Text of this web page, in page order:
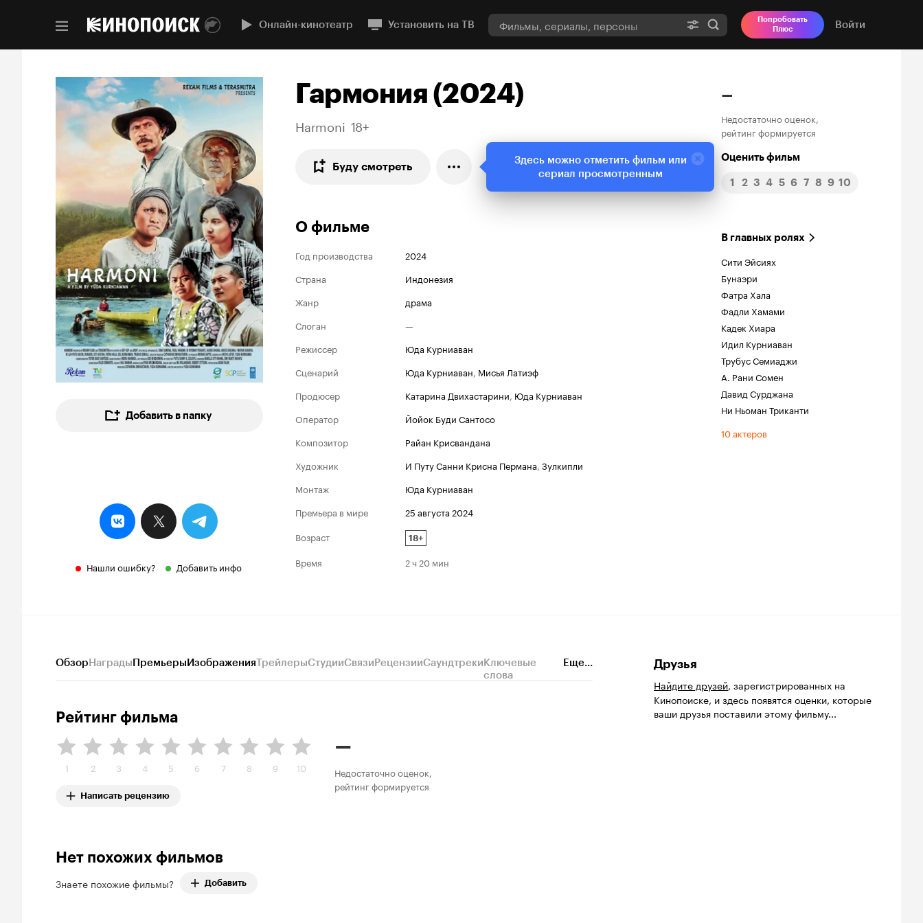
Онлайн-кинотеатр Установить на ТВ
Попробовать
Плюс
Войти
Добавить в папку
Нашли ошибку? Добавить инфо
Гармония (2024)
Harmoni 18+
Буду смотреть
–
Недостаточно оценок,
рейтинг формируется
Оценить фильм
1 2 3 4 5 6 7 8 9 10
О фильме
Год производства
2024
Страна
Индонезия
Жанр
драма
Слоган
—
Режиссер
Юда Курниаван
Сценарий
Юда Курниаван, Мисья Латиэф
Продюсер
Катарина Двихастарини, Юда Курниаван
Оператор
Йойок Буди Сантосо
Композитор
Райан Крисвандана
Художник
И Путу Санни Крисна Пермана, Зулкипли
Монтаж
Юда Курниаван
Премьера в мире
25 августа 2024
Возраст
18+
Время 2 ч 20 мин
В главных ролях
Сити Эйсиях
Бунаэри
Фатра Хала
Фадли Хамами
Кадек Хиара
Идил Курниаван
Трубус Семиаджи
А. Рани Сомен
Давид Сурджана
Ни Ньоман Триканти
10 актеров
ОбзорНаградыПремьерыИзображенияТрейлерыСтудииСвязиРецензииСаундтрекиКлючевые
слова
Еще...
Рейтинг фильма
1 2 3 4 5 6 7 8 9 10
Написать рецензию
–
Недостаточно оценок,
рейтинг формируется
Нет похожих фильмов
Знаете похожие фильмы? Добавить
Друзья
Найдите друзей, зарегистрированных на
Кинопоиске, и здесь появятся оценки, которые
ваши друзья поставили этому фильму...
Здесь можно отметить фильм или
сериал просмотренным